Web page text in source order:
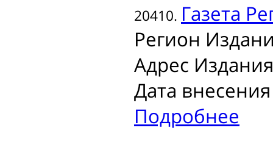
20410. Газета
Регион
Адрес
Дата
Подробнее